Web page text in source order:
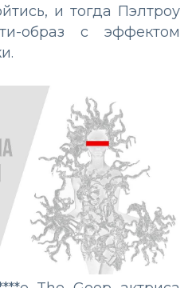
и тогда Пэлтроу
образ с эффектом